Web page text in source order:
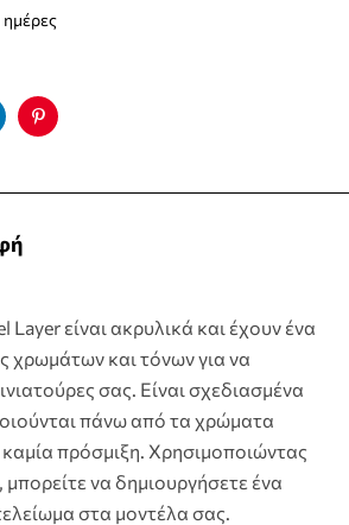
ημέρες
Pinterest
είναι ακρυλικά και έχουν ένα
χρωμάτων και τόνων για να
σας. Είναι σχεδιασμένα
πάνω από τα χρώματα
πρόσμιξη. Χρησιμοποιώντας
να δημιουργήσετε ένα
στα μοντέλα σας.